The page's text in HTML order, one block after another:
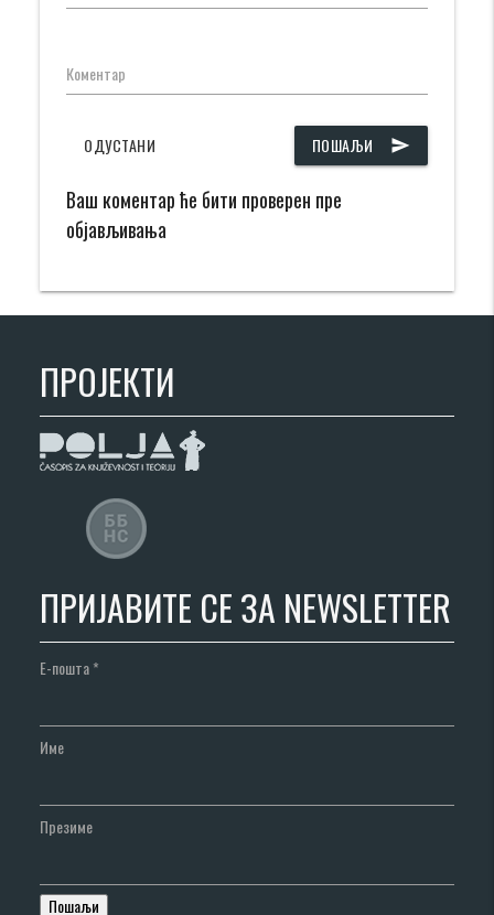
Коментар
ПОШАЉИ send
ОДУСТАНИ
Ваш коментар ће бити проверен пре
објављивања
ПРОЈЕКТИ
ПРИЈАВИТЕ СЕ ЗА NEWSLETTER
Е-пошта*
Име
Презиме